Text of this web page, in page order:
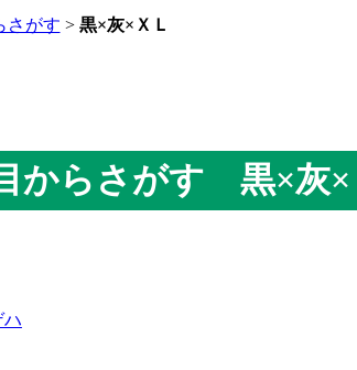
さがす > 黒×灰×ＸＬ
からさがす 黒×灰×
ハ